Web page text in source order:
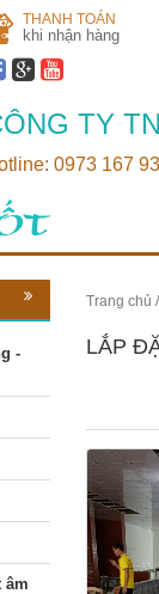
THANH TOÁN
khi nhận hàng
TY
0973 167
Trang chủ
LẮP
-
âm